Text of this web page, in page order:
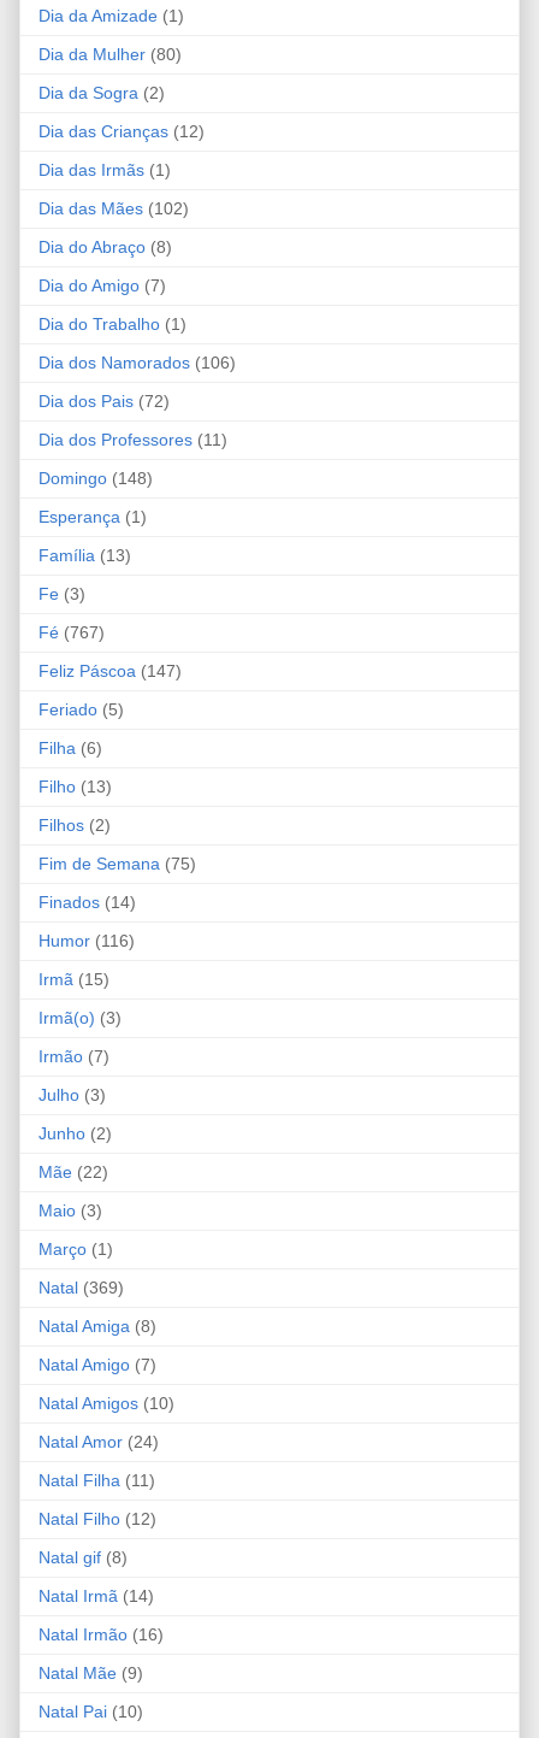
Dia da Amizade (1)
Dia da Mulher (80)
Dia da Sogra (2)
Dia das Crianças (12)
Dia das Irmãs (1)
Dia das Mães (102)
Dia do Abraço (8)
Dia do Amigo (7)
Dia do Trabalho (1)
Dia dos Namorados (106)
Dia dos Pais (72)
Dia dos Professores (11)
Domingo (148)
Esperança (1)
Família (13)
Fe (3)
Fé (767)
Feliz Páscoa (147)
Feriado (5)
Filha (6)
Filho (13)
Filhos (2)
Fim de Semana (75)
Finados (14)
Humor (116)
Irmã (15)
Irmã(o) (3)
Irmão (7)
Julho (3)
Junho (2)
Mãe (22)
Maio (3)
Março (1)
Natal (369)
Natal Amiga (8)
Natal Amigo (7)
Natal Amigos (10)
Natal Amor (24)
Natal Filha (11)
Natal Filho (12)
Natal gif (8)
Natal Irmã (14)
Natal Irmão (16)
Natal Mãe (9)
Natal Pai (10)